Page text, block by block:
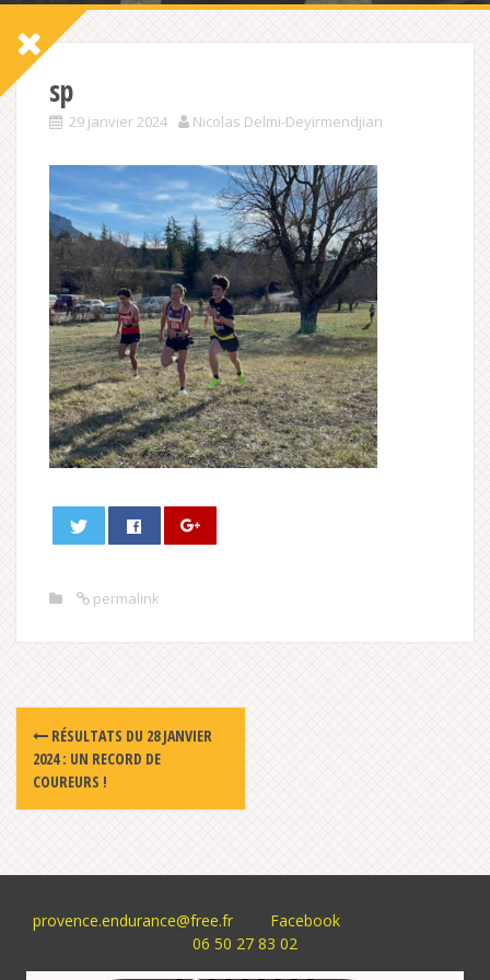
sp
29 janvier 2024 Nicolas Delmi-Deyirmendjian
permalink
Post
navigation
RÉSULTATS DU 28 JANVIER
2024 : UN RECORD DE
COUREURS !
provence.endurance@free.fr
Facebook
06 50 27 83 02